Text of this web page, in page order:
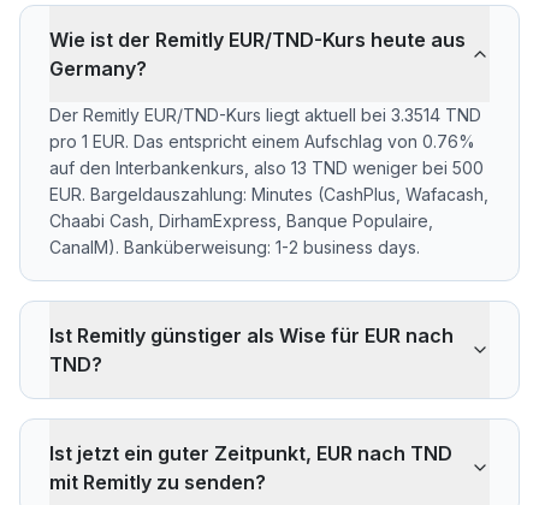
Wie ist der Remitly EUR/TND-Kurs heute aus
Germany?
Der Remitly EUR/TND-Kurs liegt aktuell bei 3.3514 TND
pro 1 EUR. Das entspricht einem Aufschlag von 0.76%
auf den Interbankenkurs, also 13 TND weniger bei 500
EUR. Bargeldauszahlung: Minutes (CashPlus, Wafacash,
Chaabi Cash, DirhamExpress, Banque Populaire,
CanalM). Banküberweisung: 1-2 business days.
Ist Remitly günstiger als Wise für EUR nach
TND?
TND weniger als zum Referenzkurs. Wise berechnet
normalerweise ~0,40% (~7 TND weniger bei 500
Ist jetzt ein guter Zeitpunkt, EUR nach TND
mit Remitly zu senden?